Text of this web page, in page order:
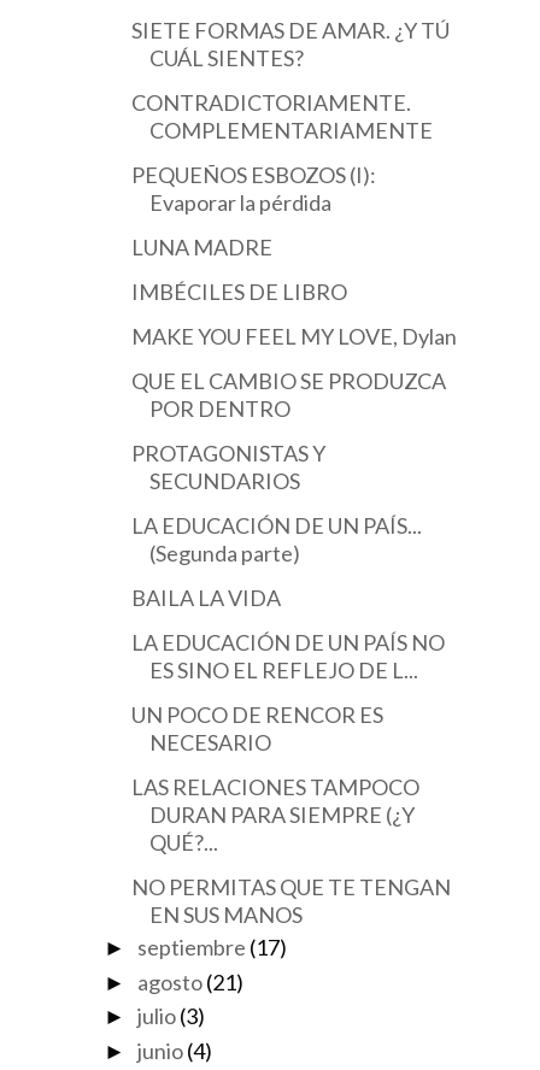
SIETE FORMAS DE AMAR. ¿Y TÚ
CUÁL SIENTES?
CONTRADICTORIAMENTE.
COMPLEMENTARIAMENTE
PEQUEÑOS ESBOZOS (I):
Evaporar la pérdida
LUNA MADRE
IMBÉCILES DE LIBRO
MAKE YOU FEEL MY LOVE, Dylan
QUE EL CAMBIO SE PRODUZCA
POR DENTRO
PROTAGONISTAS Y
SECUNDARIOS
LA EDUCACIÓN DE UN PAÍS...
(Segunda parte)
BAILA LA VIDA
LA EDUCACIÓN DE UN PAÍS NO
ES SINO EL REFLEJO DE L...
UN POCO DE RENCOR ES
NECESARIO
LAS RELACIONES TAMPOCO
DURAN PARA SIEMPRE (¿Y
QUÉ?...
NO PERMITAS QUE TE TENGAN
EN SUS MANOS
► septiembre (17)
► agosto (21)
► julio (3)
► junio (4)